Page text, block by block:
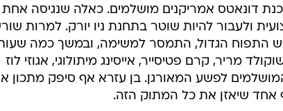
דונאטס אמריקנים מושלמים. כאלה שנגיסה אחת
ולעבור להיות שוטר בתחנת ניו יורק. למרות
התפוח הגדול, התמסר למשימה, ובמשך כמה
מריר, קרם פטיסייר, אייסינג מיתולוגי, אגוזי לוז
המושלמים לפשע המאורגן. בן עזרא אף סיפק מתכון
אחד שיאזן את כל המתוק הזה.